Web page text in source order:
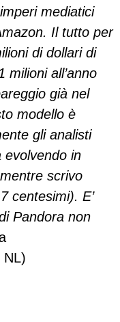
mediatici
Il tutto per
di dollari di
milioni all’anno
già nel
modello è
gli analisti
evolvendo in
scrivo
centesimi). E’
Pandora non
NL)